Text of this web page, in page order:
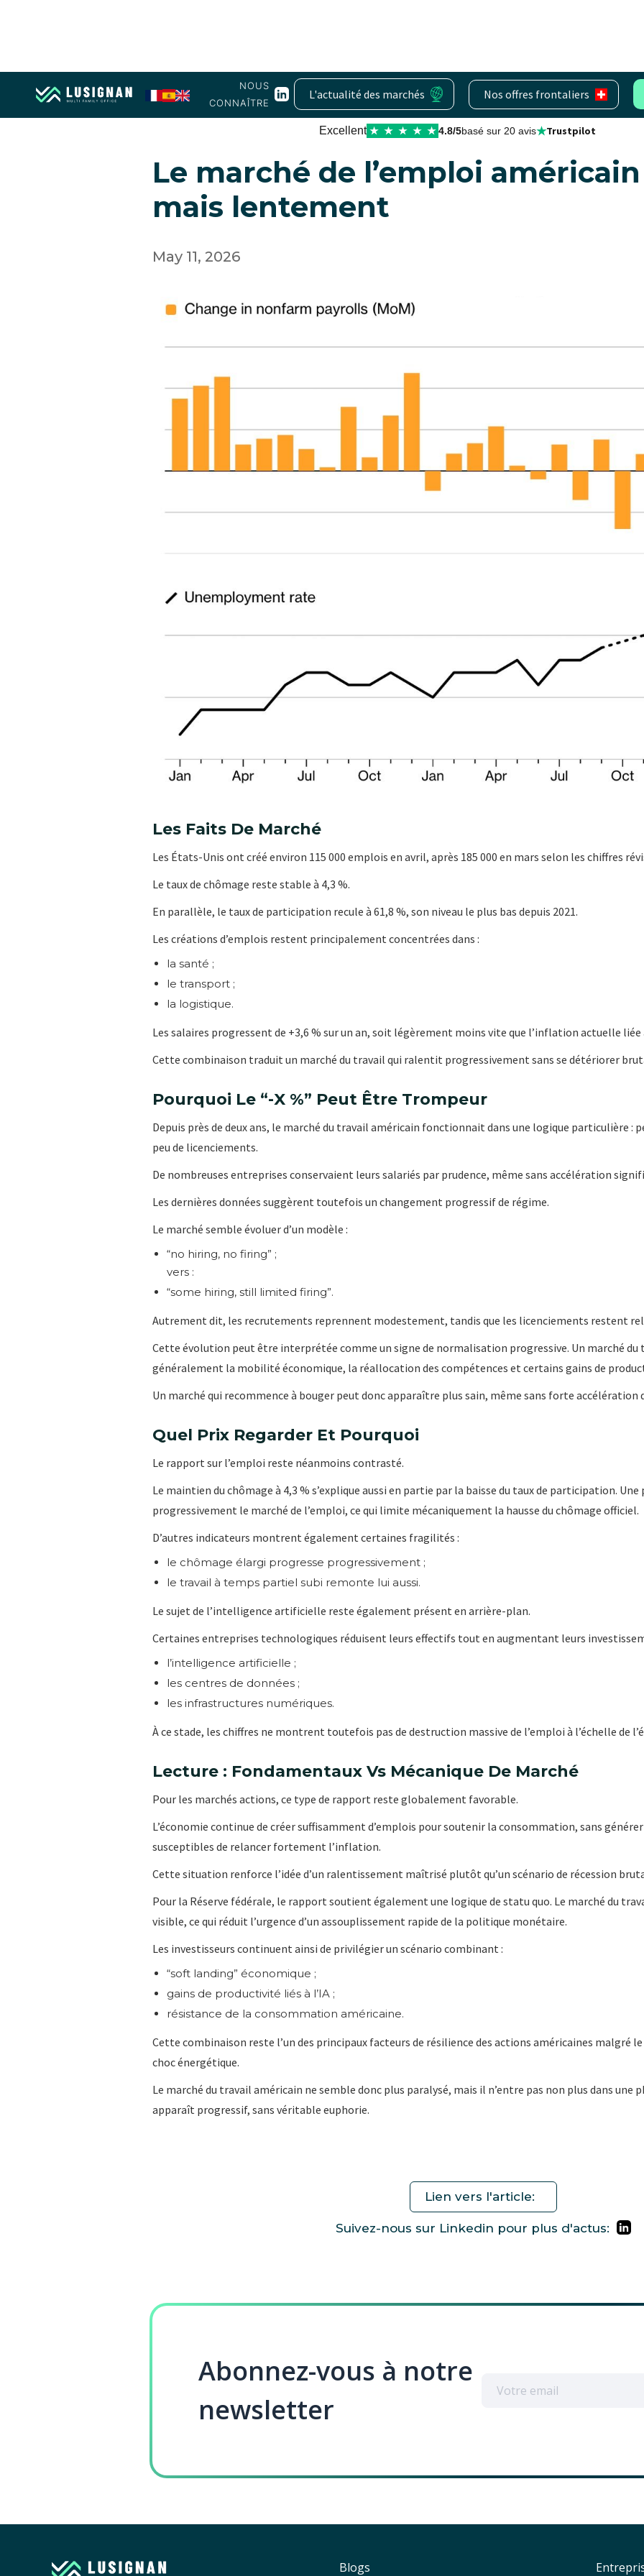
NOUS
CONNAÎTRE
L'actualité des marchés Nos offres frontaliers
Excellent ★ ★ ★ ★ ★ 4.8/5basé sur 20 avis★Trustpilot
Le marché de l’emploi
mais lentement
May 11, 2026
Les Faits De Marché
Les États-Unis ont créé environ 115 000 emplois en avril, après 185 000 en mars selon les chiffres
Le taux de chômage reste stable à 4,3 %.
En parallèle, le taux de participation recule à 61,8 %, son niveau le plus bas depuis 2021.
Les créations d’emplois restent principalement concentrées dans :
la santé ;
le transport ;
la logistique.
Les salaires progressent de +3,6 % sur un an, soit légèrement moins vite que l’inflation actuelle
Cette combinaison traduit un marché du travail qui ralentit progressivement sans se détériorer
Pourquoi Le “-X %” Peut Être Trompeur
Depuis près de deux ans, le marché du travail américain fonctionnait dans une logique particulière :
peu de licenciements.
De nombreuses entreprises conservaient leurs salariés par prudence, même sans accélération
Les dernières données suggèrent toutefois un changement progressif de régime.
Le marché semble évoluer d’un modèle :
“no hiring, no firing” ;
vers :
“some hiring, still limited firing”.
Autrement dit, les recrutements reprennent modestement, tandis que les licenciements restent
Cette évolution peut être interprétée comme un signe de normalisation progressive. Un marché
généralement la mobilité économique, la réallocation des compétences et certains gains de
Un marché qui recommence à bouger peut donc apparaître plus sain, même sans forte accélération
Quel Prix Regarder Et Pourquoi
Le rapport sur l’emploi reste néanmoins contrasté.
Le maintien du chômage à 4,3 % s’explique aussi en partie par la baisse du taux de participation.
progressivement le marché de l’emploi, ce qui limite mécaniquement la hausse du chômage officiel.
D’autres indicateurs montrent également certaines fragilités :
le chômage élargi progresse progressivement ;
le travail à temps partiel subi remonte lui aussi.
Le sujet de l’intelligence artificielle reste également présent en arrière-plan.
Certaines entreprises technologiques réduisent leurs effectifs tout en augmentant leurs
l’intelligence artificielle ;
les centres de données ;
les infrastructures numériques.
À ce stade, les chiffres ne montrent toutefois pas de destruction massive de l’emploi à l’échelle de
Lecture : Fondamentaux Vs Mécanique De Marché
Pour les marchés actions, ce type de rapport reste globalement favorable.
L’économie continue de créer suffisamment d’emplois pour soutenir la consommation, sans
susceptibles de relancer fortement l’inflation.
Cette situation renforce l’idée d’un ralentissement maîtrisé plutôt qu’un scénario de récession
Pour la Réserve fédérale, le rapport soutient également une logique de statu quo. Le marché du
visible, ce qui réduit l’urgence d’un assouplissement rapide de la politique monétaire.
Les investisseurs continuent ainsi de privilégier un scénario combinant :
“soft landing” économique ;
gains de productivité liés à l’IA ;
résistance de la consommation américaine.
Cette combinaison reste l’un des principaux facteurs de résilience des actions américaines malgré
choc énergétique.
Le marché du travail américain ne semble donc plus paralysé, mais il n’entre pas non plus dans une
apparaît progressif, sans véritable euphorie.
Lien vers l'article:
Suivez-nous sur Linkedin pour plus d'actus:
Abonnez-vous à notre
newsletter
Blogs